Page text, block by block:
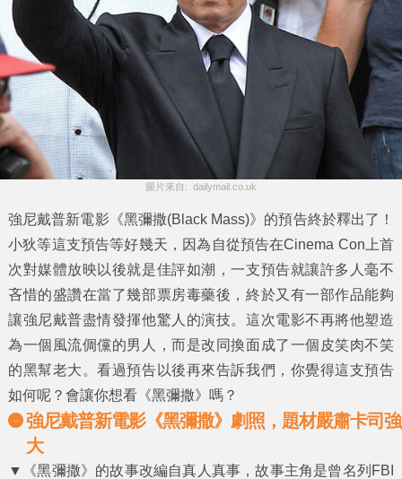
圖片來自:  dailymail.co.uk
強尼戴普新電影《黑彌撒(Black Mass)》的預告終於釋出了！
小狄等這支預告等好幾天，因為自從預告在Cinema Con上首
次對媒體放映以後就是佳評如潮，一支預告就讓許多人毫不
吝惜的盛讚在當了幾部票房毒藥後，終於又有一部作品能夠
讓強尼戴普盡情發揮他驚人的演技。這次電影不再將他塑造
為一個風流倜儻的男人，而是改同換面成了一個皮笑肉不笑
的黑幫老大。看過預告以後再來告訴我們，你覺得這支預告
如何呢？會讓你想看《黑彌撒》嗎？
強尼戴普新電影《黑彌撒》劇照，題材嚴肅卡司強
大
▼《黑彌撒》的故事改編自真人真事，故事主角是曾名列FBI